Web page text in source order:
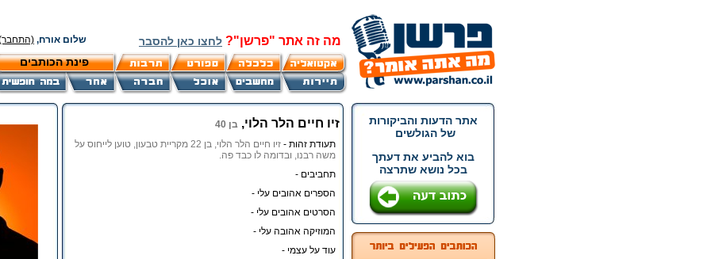
מה זה אתר "פרשן"? לחצו כאן להסבר שלום אורח,
פינת הכותבים
אתר הדעות והביקורות
של הגולשים
בוא להביע את דעתך
בכל נושא שתרצה
זיו חיים הלר הלוי, בן 40
תעודת זהות -
זיו חיים הלר הלוי, בן 22 מקריית טבעון, טוען לייחוס על
משה רבנו, ובדומה לו כבד פה.
תחביבים -
הספרים אהובים עלי -
הסרטים אהובים עלי -
המוזיקה אהובה עלי -
עוד על עצמי -